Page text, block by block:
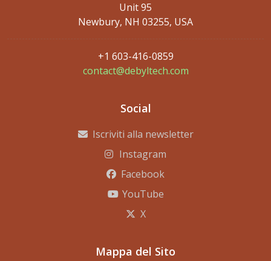
Unit 95
Newbury, NH 03255, USA
+1 603-416-0859
contact@debyltech.com
Social
Iscriviti alla newsletter
Instagram
Facebook
YouTube
X
Mappa del Sito